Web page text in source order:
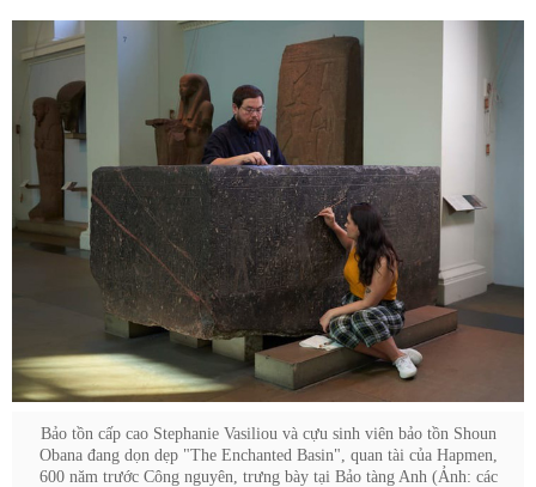
Bảo tồn cấp cao Stephanie Vasiliou và cựu sinh viên bảo tồn Shoun
Obana đang dọn dẹp "The Enchanted Basin", quan tài của Hapmen,
600 năm trước Công nguyên, trưng bày tại Bảo tàng Anh (Ảnh: các